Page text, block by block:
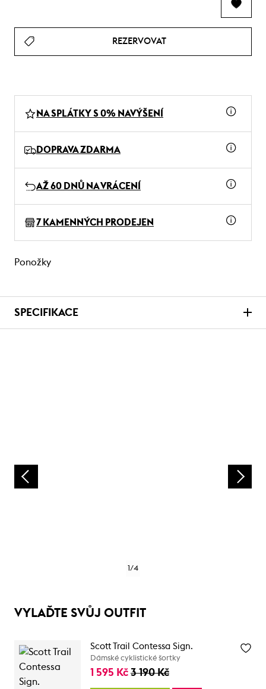
REZERVOVAT
NA SPLÁTKY S 0% NAVÝŠENÍ
DOPRAVA ZDARMA
AŽ 60 DNŮ NA VRÁCENÍ
7 KAMENNÝCH PRODEJEN
Ponožky
SPECIFIKACE
1/4
VYLAĎTE SVŮJ OUTFIT
Scott Trail Contessa Sign.
Dámské cyklistické šortky
1 595 Kč 3 190 Kč